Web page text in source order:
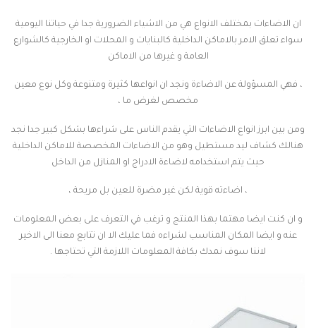
ان الاضاءات بمختلف الانواع هي من الاشياء الضرورية جدا في حياتنا اليومية
سواء تعلق الامر بالاماكن الداخلية كالبنايات و المحلات او الخارجية كالشوارع
العامة و غيرها من الاماكن
، فهي المسؤولة عن الاضاءة ونجد ان انواعها كثيرة ومتنوعة وكل نوع معين
مخصص لغرض ما ،
ومن بين ابرز انواع الاضاءات التي يقدم الناس على شراءها بشكل كبير جدا نجد
هنالك كشاف ليد مستطيل وهو من الاضاءات المخصصة للاماكن الداخلية
حيث يتم استخدامه لاضاءة الادراج او المنازل من الداخل
، اضاءته قوية لكن غير مضرة للعين بل مريحة ،
و ان كنت ايضا مهتما بهذا المنتج و ترغب في التعرف على بعض المعلومات
عنه و ايضا المكان المناسب لشراءه فما عليك الا ان تتابع معنا الى الاخير
لاننا سوف نمدك بكافة المعلومات اللازمة التي تحتاجها .